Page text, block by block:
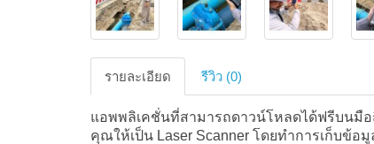
รายละเอียด รีวิว (0)
แอพพลิเคชั่นที่สามารถดาวน์โหลดได้ฟรีบนมือ
คุณให้เป็น Laser Scanner โดยทำการเก็บข้